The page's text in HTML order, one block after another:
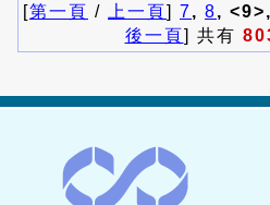
[第一頁 / 上一頁] 7, 8, <9>,
後一頁] 共有